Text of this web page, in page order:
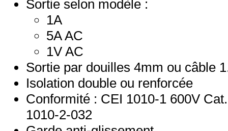
Sortie selon modèle :
1A
5A AC
1V AC
Sortie par douilles 4mm ou câble
Isolation double ou renforcée
Conformité : CEI 1010-1 600V
1010-2-032